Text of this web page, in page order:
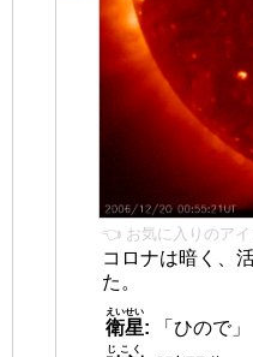
👈 お気に入りのアイ
コロナは暗く、
た。
衛星
えいせい
:
「ひので」
じこく